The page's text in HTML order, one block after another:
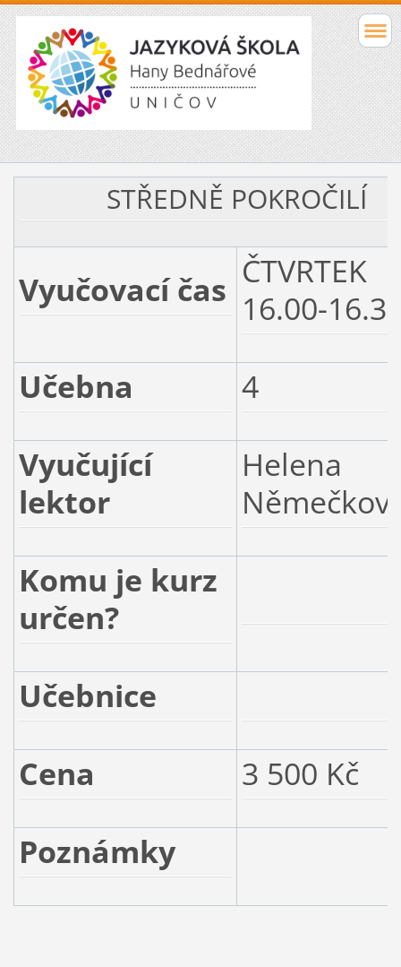
STŘEDNĚ POKROČILÍ
Vyučovací čas ČTVRTEK
16.00-
Učebna
4
Vyučující
lektor
Helena
Komu je kurz
určen?
Učebnice
Cena
3 500 Kč
Poznámky